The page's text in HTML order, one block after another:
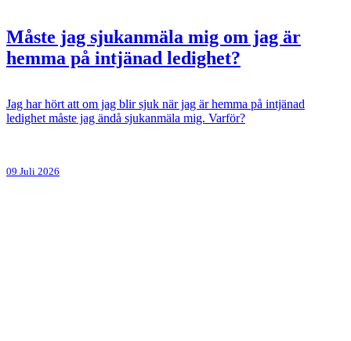
Måste jag sjukanmäla mig om jag är
hemma på intjänad ledighet?
Jag har hört att om jag blir sjuk när jag är hemma på intjänad
ledighet måste jag ändå sjukanmäla mig. Varför?
09 Juli 2026